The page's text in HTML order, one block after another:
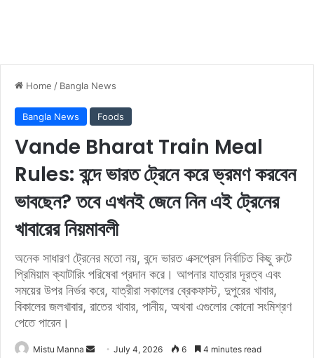
Home / Bangla News
Bangla News Foods
Vande Bharat Train Meal
Rules: বন্দে ভারত ট্রেনে করে ভ্রমণ করবেন
ভাবছেন? তবে এখনই জেনে নিন এই ট্রেনের
খাবারের নিয়মাবলী
অনেক সাধারণ ট্রেনের মতো নয়, বন্দে ভারত এক্সপ্রেস নির্বাচিত কিছু রুটে
প্রিমিয়াম ক্যাটারিং পরিষেবা প্রদান করে। আপনার যাত্রার দূরত্ব এবং
সময়ের উপর নির্ভর করে, যাত্রীরা সকালের ব্রেকফাস্ট, দুপুরের খাবার,
বিকালের জলখাবার, রাতের খাবার, পানীয়, অথবা এগুলোর কোনো সংমিশ্রণ
পেতে পারেন।
Mistu Manna July 4, 2026 6 4 minutes read